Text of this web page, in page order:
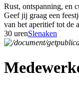
Rust, ontspanning, en
Geef jij graag een
van het aperitief tot de
30 urenSlenaken